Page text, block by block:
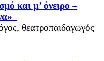
και μ’ όνειρο –
θεατροπαιδαγωγός